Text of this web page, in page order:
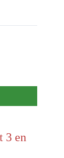
3 en